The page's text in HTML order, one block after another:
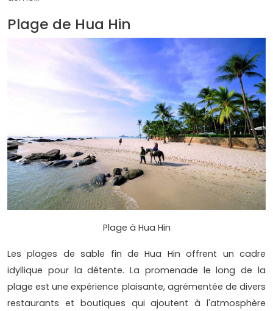
Plage de Hua Hin
Plage à Hua Hin
Les plages de sable fin de Hua Hin offrent un cadre
idyllique pour la détente. La promenade le long de la
plage est une expérience plaisante, agrémentée de divers
restaurants et boutiques qui ajoutent à l'atmosphère